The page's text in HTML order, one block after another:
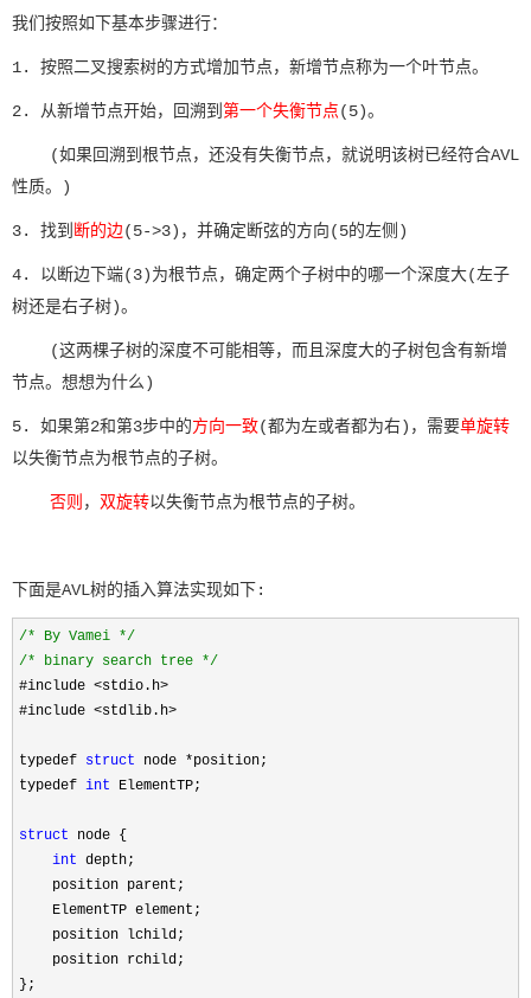
我们按照如下基本步骤进行：
1. 按照二叉搜索树的方式增加节点，新增节点称为一个叶节点。
2. 从新增节点开始，回溯到 第一个失衡节点(5)。
(如果回溯到根节点，还没有失衡节点，就说明该树已经符合AVL
性质。)
3. 找到 断的边(5->3)，并确定断弦的方向(5的左侧)
4. 以断边下端(3)为根节点，确定两个子树中的哪一个深度大(左子
树还是右子树)。
(这两棵子树的深度不可能相等，而且深度大的子树包含有新增
节点。想想为什么)
5. 如果第2和第3步中的方向一致(都为左或者都为右)，需要单旋转
以失衡节点为根节点的子树。
否则 ， 双旋转以失衡节点为根节点的子树。
下面是AVL树的插入算法实现如下:
/* By Vamei */
/* binary search tree */
#include <stdio.h>
#include <stdlib.h>
typedef struct node *position;
typedef int ElementTP;
struct node {
int depth;
    position parent;
    ElementTP element;
    position lchild;
    position rchild;
};